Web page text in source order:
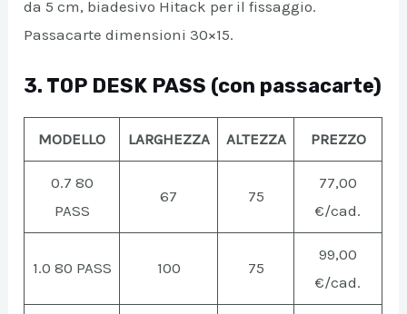
da 5 cm, biadesivo Hitack per il fissaggio.
Passacarte dimensioni 30×15.
3. TOP DESK PASS (con passacarte)
MODELLO LARGHEZZA ALTEZZA PREZZO
0.7 80
PASS
67 75
77,00
€/cad.
1.0 80 PASS 100 75
99,00
€/cad.